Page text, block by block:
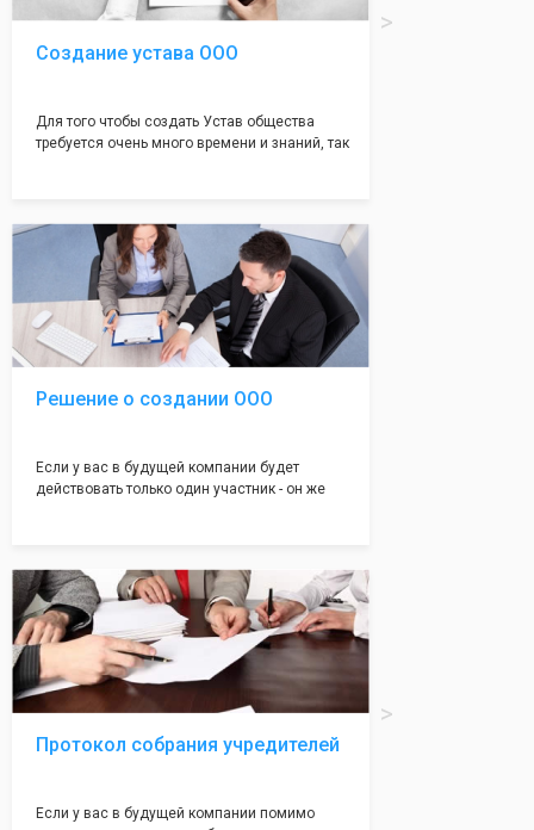
успешную регистрацию в налоговой
Создание устава ООО
Для того чтобы создать Устав общества
требуется очень много времени и знаний, так
Наша компания предоставит вам свой
уникальный Устав Общества, который
подойдет для любой компании. Устав,
сделанный нашими профессиональными
юристами, успешно проходит регистрацию в
налоговой инспекции!
Решение о создании ООО
Если у вас в будущей компании будет
действовать только один участник - он же
грамотно составят данное заявление, а Вам
нужно будет только поставить подпись на
нём!
Протокол собрания учредителей
Если у вас в будущей компании помимо